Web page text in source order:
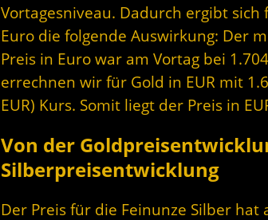
Vortagesniveau. Dadurch ergibt
Euro die folgende Auswirkung: Der
Preis in Euro war am Vortag bei
errechnen wir für Gold in EUR mit
EUR) Kurs. Somit liegt der Preis in
Von der
Silberpreisentwicklung
Der Preis für die Feinunze Silber hat